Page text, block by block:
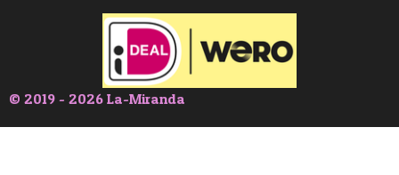
© 2019 - 2026 La-Miranda